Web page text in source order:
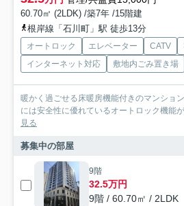
60.70㎡ (2LDK) /築7年 /15階建
根岸線「石川町」駅 徒歩13分
オートロック エレベーター CATV
インターネット対応
敷地内ごみ置き場
暖かく過ごせる床暖房機能付きのマンショ
には安全性に優れているオートロック機能
見る
募集中の部屋
9階
32.5万円
9階 / 60.70㎡ / 2LDK